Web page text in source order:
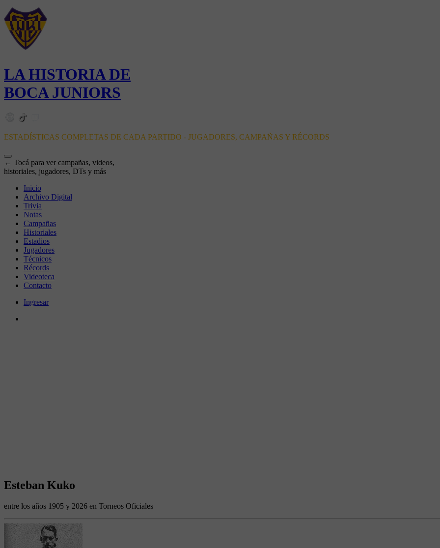
LA HISTORIA DE
BOCA JUNIORS
ESTADÍSTICAS COMPLETAS DE CADA PARTIDO - JUGADORES, CAMPAÑAS Y RÉCORDS
← Tocá para ver campañas, videos,
historiales, jugadores, DTs y más
Inicio
Archivo Digital
Trivia
Notas
Campañas
Historiales
Estadios
Jugadores
Técnicos
Récords
Videoteca
Contacto
Ingresar
Esteban Kuko
entre los años 1905 y 2026 en Torneos Oficiales